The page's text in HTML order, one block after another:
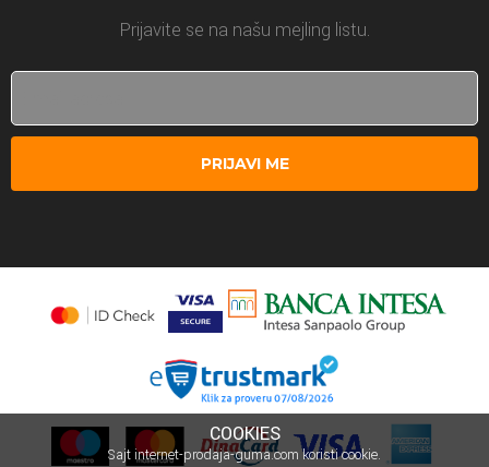
Prijavite se na našu mejling listu.
PRIJAVI ME
COOKIES
Sajt internet-prodaja-guma.com koristi cookie.